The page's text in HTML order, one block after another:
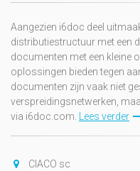
Aangezien i6doc deel
distributiestructuur met een
documenten met een kleine
oplossingen bieden tegen
documenten zijn vaak niet
verspreidingsnetwerken,
via i6doc.com. Lees verder
CIACO sc